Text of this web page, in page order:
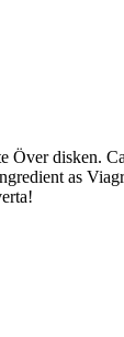
Över disken.
as